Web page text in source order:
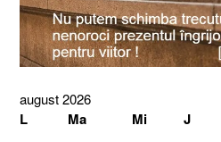
august 2026
L Ma Mi J